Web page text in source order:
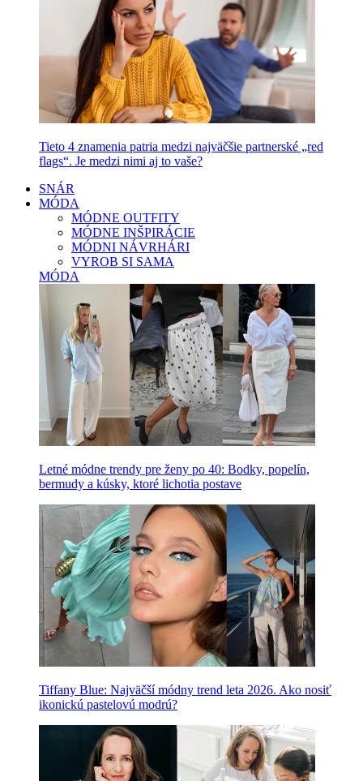
Tieto 4 znamenia patria medzi najväčšie partnerské „red
flags“. Je medzi nimi aj to vaše?
SNÁR
MÓDA
MÓDNE OUTFITY
MÓDNE INŠPIRÁCIE
MÓDNI NÁVRHÁRI
VYROB SI SAMA
MÓDA
Letné módne trendy pre ženy po 40: Bodky, popelín,
bermudy a kúsky, ktoré lichotia postave
Tiffany Blue: Najväčší módny trend leta 2026. Ako nosiť
ikonickú pastelovú modrú?